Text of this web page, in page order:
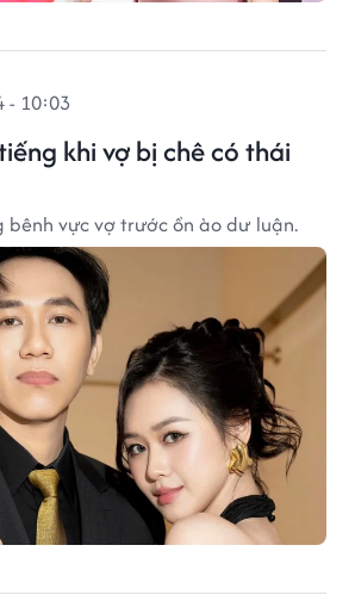
khi vợ bị chê có thái
- 10:03
bênh vực vợ trước ồn ào dư luận.